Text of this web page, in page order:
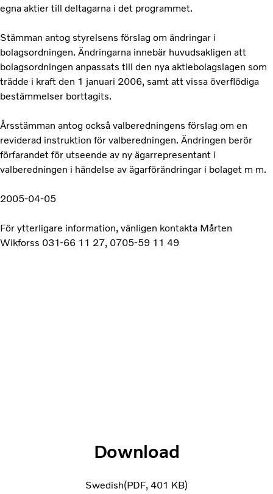
egna aktier till deltagarna i det programmet.
Stämman antog styrelsens förslag om ändringar i
bolagsordningen. Ändringarna innebär huvudsakligen att
bolagsordningen anpassats till den nya aktiebolagslagen som
trädde i kraft den 1 januari 2006, samt att vissa överflödiga
bestämmelser borttagits.
Årsstämman antog också valberedningens förslag om en
reviderad instruktion för valberedningen. Ändringen berör
förfarandet för utseende av ny ägarrepresentant i
valberedningen i händelse av ägarförändringar i bolaget m m.
2005-04-05
För ytterligare information, vänligen kontakta Mårten
Wikforss 031-66 11 27, 0705-59 11 49
Download
Swedish PDF 401 KB